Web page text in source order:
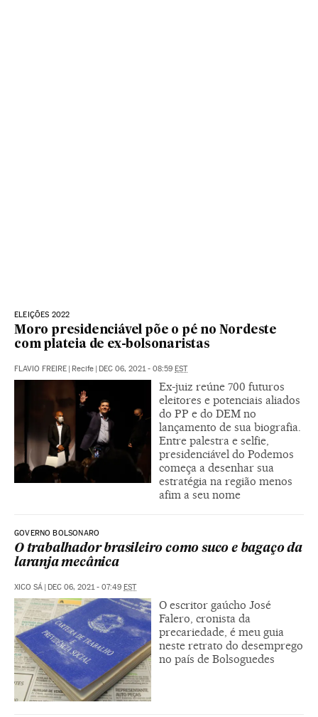
ELEIÇÕES 2022
Moro presidenciável põe o pé no Nordeste
com plateia de ex-bolsonaristas
FLAVIO FREIRE Recife DEC 06, 2021 - 08:59 EST
Ex-juiz reúne 700 futuros
eleitores e potenciais aliados
do PP e do DEM no
lançamento de sua biografia.
Entre palestra e selfie,
presidenciável do Podemos
começa a desenhar sua
estratégia na região menos
afim a seu nome
GOVERNO BOLSONARO
O trabalhador brasileiro como suco e bagaço da
laranja mecânica
XICO SÁ DEC 06, 2021 - 07:49 EST
O escritor gaúcho José
Falero, cronista da
precariedade, é meu guia
neste retrato do desemprego
no país de Bolsoguedes